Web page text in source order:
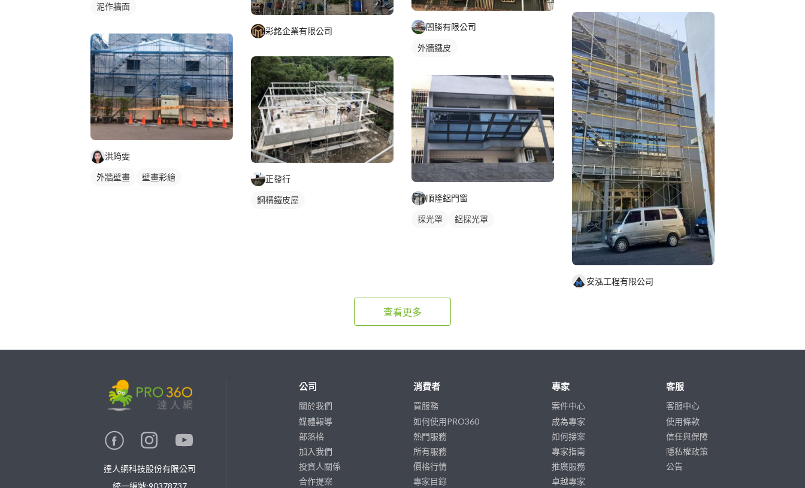
泥作牆面
洪筠雯
外牆壁畫 壁畫彩繪
彩銘企業有限公司
正發行
鋼構鐵皮屋
閤勝有限公司
外牆鐵皮
順隆鋁門窗
採光罩 鋁採光罩
安泓工程有限公司
查看更多
達人網科技股份有限公司
統一編號:90378737
公司
關於我們
媒體報導
部落格
加入我們
投資人關係
合作提案
消費者
買服務
如何使用PRO360
熱門服務
所有服務
價格行情
專家目錄
專家
案件中心
成為專家
如何接案
專家指南
推廣服務
卓越專家
客服
客服中心
使用條款
信任與保障
隱私權政策
公告